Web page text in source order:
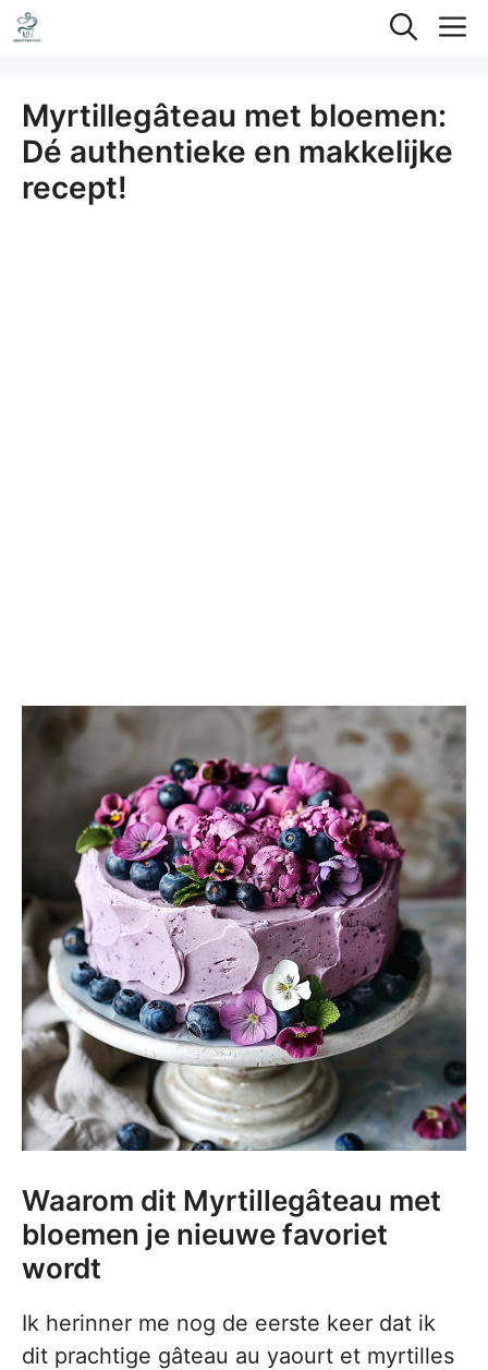
Ga
naar
inhoud
Myrtillegâteau met bloemen:
Dé authentieke en makkelijke
recept!
Waarom dit Myrtillegâteau met
bloemen je nieuwe favoriet
wordt
Ik herinner me nog de eerste keer dat ik
dit prachtige gâteau au yaourt et myrtilles